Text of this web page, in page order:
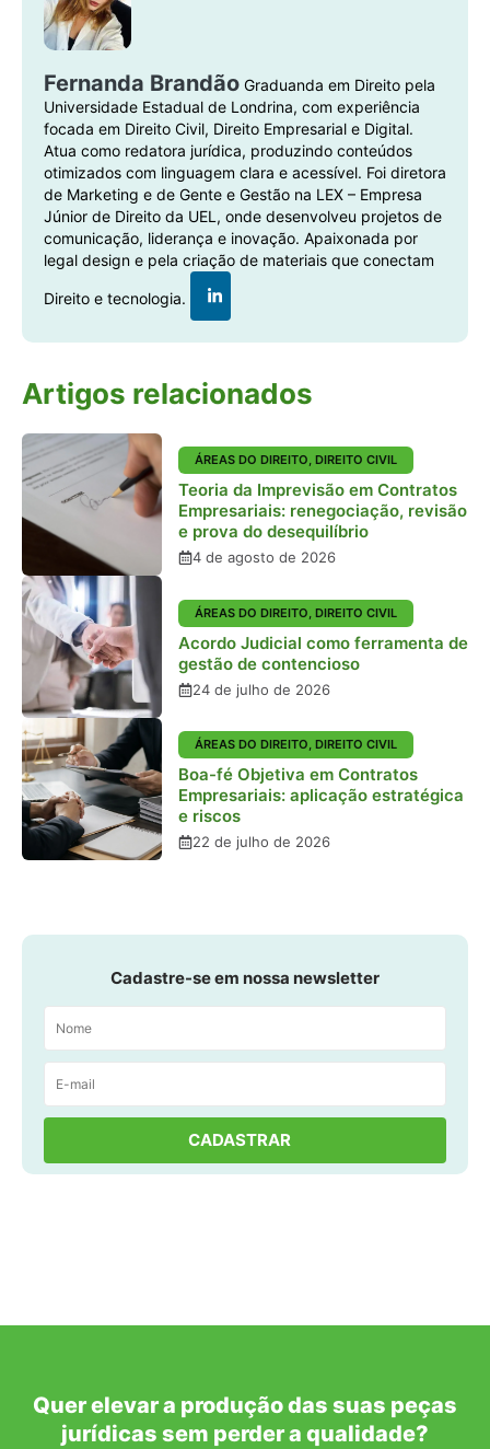
Fernanda Brandão Graduanda em Direito pela
Universidade Estadual de Londrina, com experiência
focada em Direito Civil, Direito Empresarial e Digital.
Atua como redatora jurídica, produzindo conteúdos
otimizados com linguagem clara e acessível. Foi diretora
de Marketing e de Gente e Gestão na LEX – Empresa
Júnior de Direito da UEL, onde desenvolveu projetos de
comunicação, liderança e inovação. Apaixonada por
legal design e pela criação de materiais que conectam
Direito e tecnologia.
Artigos relacionados
ÁREAS DO DIREITO, DIREITO CIVIL
Teoria da Imprevisão em Contratos
Empresariais: renegociação, revisão
e prova do desequilíbrio
4 de agosto de 2026
ÁREAS DO DIREITO, DIREITO CIVIL
Acordo Judicial como ferramenta de
gestão de contencioso
24 de julho de 2026
ÁREAS DO DIREITO, DIREITO CIVIL
Boa-fé Objetiva em Contratos
Empresariais: aplicação estratégica
e riscos
22 de julho de 2026
Cadastre-se em nossa newsletter
Quer elevar a produção das suas peças
jurídicas sem perder a qualidade?